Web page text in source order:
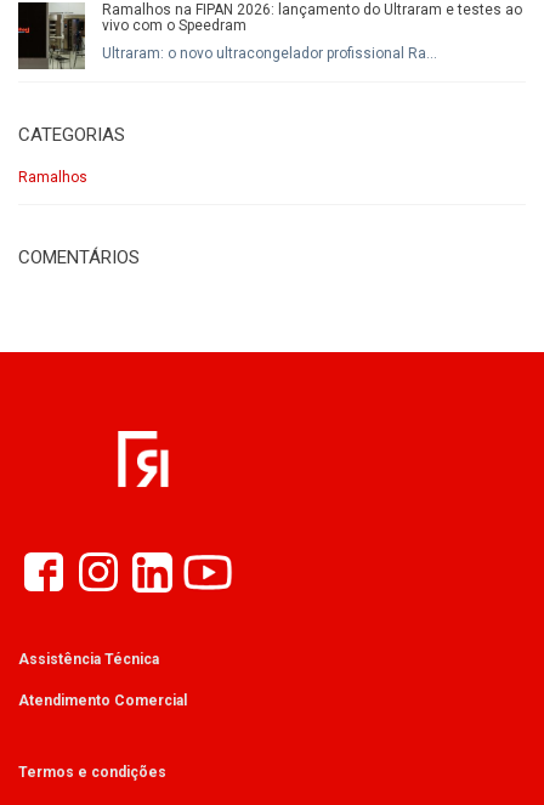
Ramalhos na FIPAN 2026: lançamento do Ultraram e testes ao
vivo com o Speedram
Ultraram: o novo ultracongelador profissional Ra...
CATEGORIAS
Ramalhos
COMENTÁRIOS
Assistência Técnica
Atendimento Comercial
Termos e condições